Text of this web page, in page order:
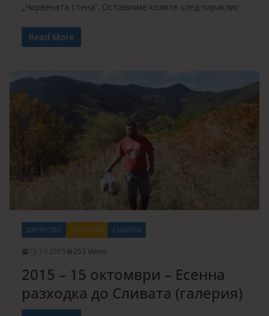
„Червената стена“. Оставихме колите след параклис
Read More
ДЖУРКОВО ЗА АВТОРА СЪБИТИЯ
15.10.2015 253 Views
2015 – 15 октомври – Есенна
разходка до Сливата (галерия)